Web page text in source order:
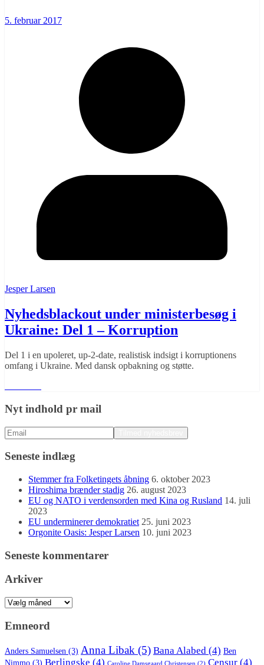
5. februar 2017
Jesper Larsen
Nyhedsblackout under ministerbesøg i
Ukraine: Del 1 – Korruption
Del 1 i en upoleret, up-2-date, realistisk indsigt i korruptionens
omfang i Ukraine. Med dansk opbakning og støtte.
Nyt indhold pr mail
Seneste indlæg
Stemmer fra Folketingets åbning 6. oktober 2023
Hiroshima brænder stadig 26. august 2023
EU og NATO i verdensorden med Kina og Rusland 14. juli
2023
EU underminerer demokratiet 25. juni 2023
Orgonite Oasis: Jesper Larsen 10. juni 2023
Seneste kommentarer
Arkiver
Arkiver
Emneord
Anders Samuelsen (3) Anna Libak (5) Bana Alabed (4) Ben
Nimmo (3) Berlingske (4) Caroline Damsgaard Christensen (2) Censur (4)